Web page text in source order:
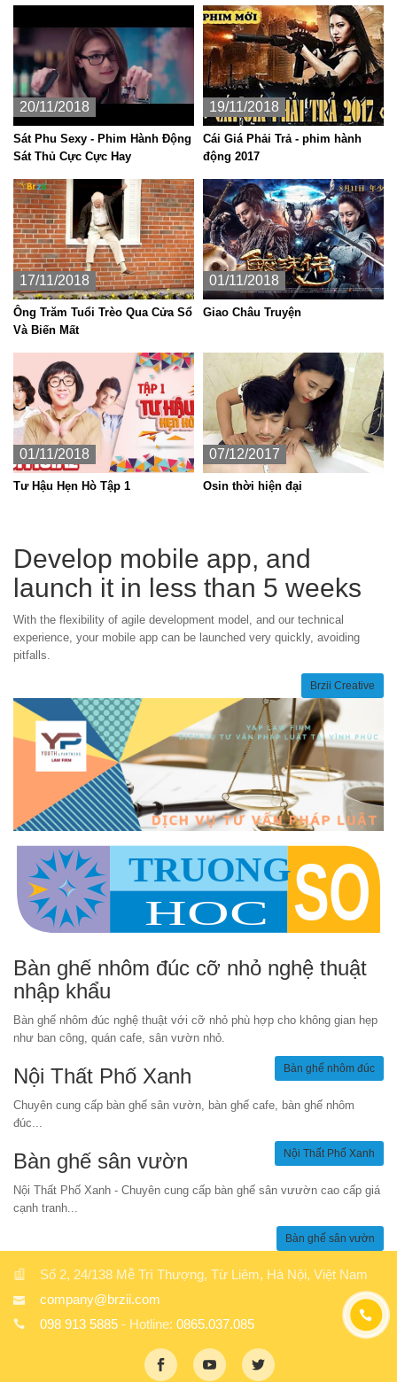
20/11/2018
Sát Phu Sexy - Phim Hành Động
Sát Thủ Cực Cực Hay
19/11/2018
Cái Giá Phải Trả - phim hành
động 2017
17/11/2018
Ông Trăm Tuổi Trèo Qua Cửa Sổ
Và Biến Mất
01/11/2018
Giao Châu Truyện
01/11/2018
Tư Hậu Hẹn Hò Tập 1
07/12/2017
Osin thời hiện đại
Develop mobile app, and
launch it in less than 5 weeks
With the flexibility of agile development model, and our technical
experience, your mobile app can be launched very quickly, avoiding
pitfalls.
Brzii Creative
Bàn ghế nhôm đúc cỡ nhỏ nghệ thuật
nhập khẩu
Bàn ghế nhôm đúc nghệ thuật với cỡ nhỏ phù hợp cho không gian hẹp
như ban công, quán cafe, sân vườn nhỏ.
Bàn ghế nhôm đúc
Nội Thất Phố Xanh
Chuyên cung cấp bàn ghế sân vườn, bàn ghế cafe, bàn ghế nhôm
đúc...
Nội Thất Phố Xanh
Bàn ghế sân vườn
Nội Thất Phố Xanh - Chuyên cung cấp bàn ghế sân vưườn cao cấp giá
cạnh tranh...
Bàn ghế sân vườn
Số 2, 24/138 Mễ Trì Thượng, Từ Liêm, Hà Nội, Việt Nam
company@brzii.com
098 913 5885 - Hotline: 0865.037.085